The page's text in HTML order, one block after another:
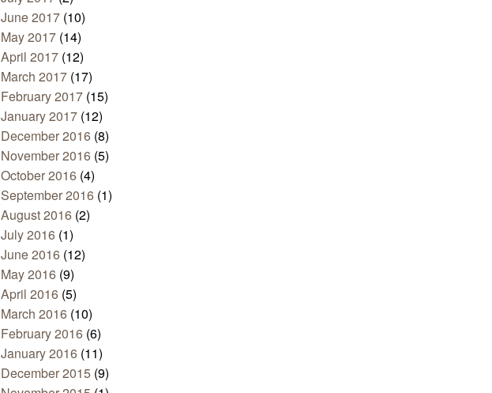
June 2017 (10)
May 2017 (14)
April 2017 (12)
March 2017 (17)
February 2017 (15)
January 2017 (12)
December 2016 (8)
November 2016 (5)
October 2016 (4)
September 2016 (1)
August 2016 (2)
July 2016 (1)
June 2016 (12)
May 2016 (9)
April 2016 (5)
March 2016 (10)
February 2016 (6)
January 2016 (11)
December 2015 (9)